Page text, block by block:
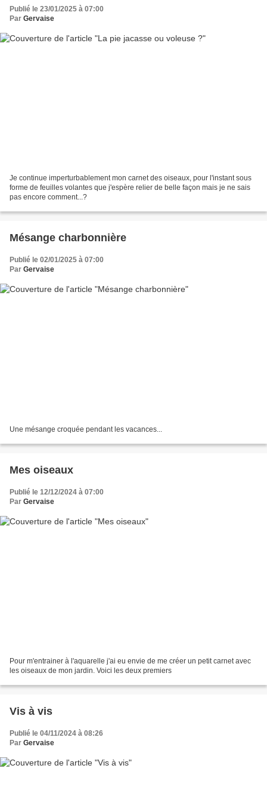
Publié le 23/01/2025 à 07:00
Par Gervaise
Je continue imperturbablement mon carnet des oiseaux, pour l'instant sous
forme de feuilles volantes que j'espère relier de belle façon mais je ne sais
pas encore comment...?
Mésange charbonnière
Publié le 02/01/2025 à 07:00
Par Gervaise
Une mésange croquée pendant les vacances...
Mes oiseaux
Publié le 12/12/2024 à 07:00
Par Gervaise
Pour m'entrainer à l'aquarelle j'ai eu envie de me créer un petit carnet avec
les oiseaux de mon jardin. Voici les deux premiers
Vis à vis
Publié le 04/11/2024 à 08:26
Par Gervaise